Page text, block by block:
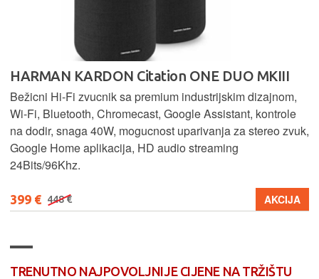
HARMAN KARDON Citation ONE DUO MKIII
Bežicni Hi-Fi zvucnik sa premium industrijskim dizajnom,
Wi-Fi, Bluetooth, Chromecast, Google Assistant, kontrole
na dodir, snaga 40W, mogucnost uparivanja za stereo zvuk,
Google Home aplikacija, HD audio streaming
24Bits/96Khz.
399 € 448 € AKCIJA
TRENUTNO NAJPOVOLJNIJE CIJENE NA TRŽIŠTU